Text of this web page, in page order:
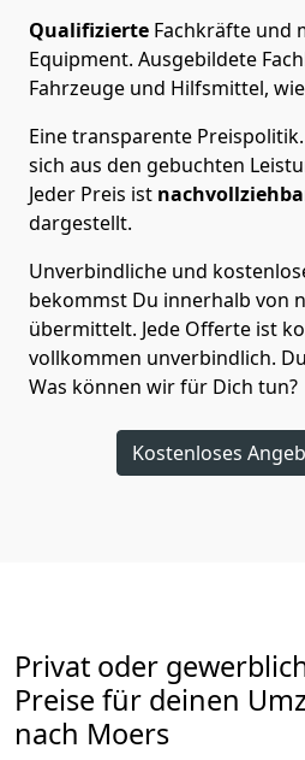
Qualifizierte Fachkräfte und
Equipment. Ausgebildete
Fahrzeuge und Hilfsmittel,
Eine transparente Preispolitik.
sich aus den gebuchten
Jeder Preis ist
dargestellt.
Unverbindliche und
bekommst Du innerhalb von
übermittelt. Jede Offerte ist
vollkommen unverbindlich.
Was können wir für Dich tun?
Kostenloses
Privat oder
Preise für deinen
nach Moers